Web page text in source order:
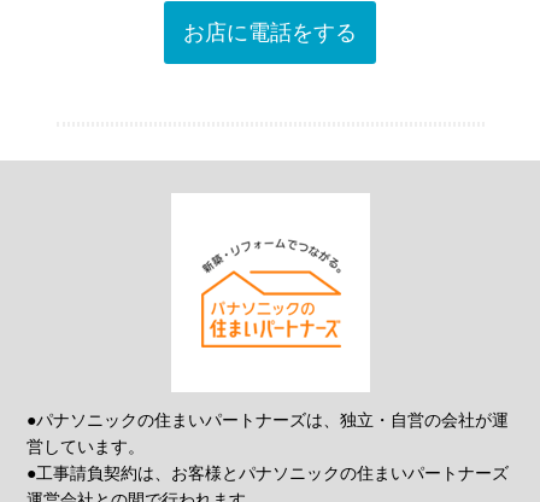
お店に電話をする
●パナソニックの住まいパートナーズは、独立・自営の会社が運
営しています。
●工事請負契約は、お客様とパナソニックの住まいパートナーズ